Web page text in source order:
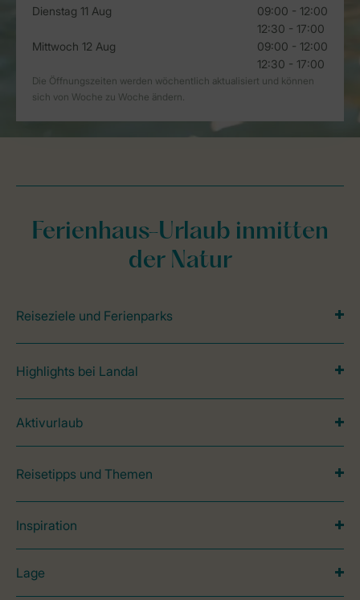
Ferienhaus-Urlaub inmitten
der Natur
Reiseziele und Ferienparks
Highlights bei Landal
Aktivurlaub
Reisetipps und Themen
Inspiration
Lage